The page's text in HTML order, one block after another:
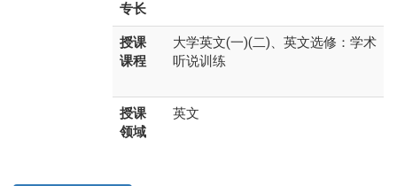
专长
授课
课程
大学英文(一)(二)、英文选修：学术
听说训练
授课
领域
英文